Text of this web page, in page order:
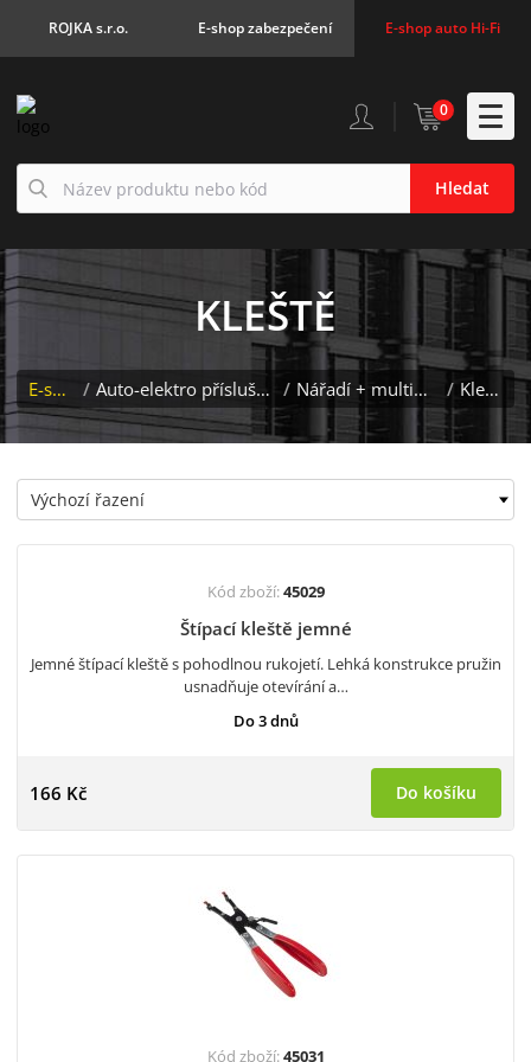
ROJKA s.r.o. E-shop zabezpečení E-shop auto Hi-Fi
Hledat
0
KLEŠTĚ
E-shop / Auto-elektro příslušenství / Nářadí + multimetry / Kleště
Kód zboží:45029
Štípací kleště jemné
Jemné štípací kleště s pohodlnou rukojetí. Lehká konstrukce pružin
usnadňuje otevírání a…
Do 3 dnů
166 Kč Do košíku
Kód zboží:45031